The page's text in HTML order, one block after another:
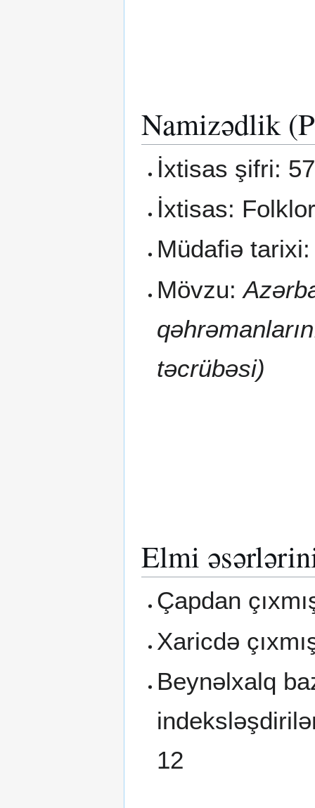
Namizədlik
İxtisas şifri:
İxtisas:
Müdafiə tarixi:
Mövzu:
təcrübəsi)
Elmi
Çapdan
Xaricdə
Beynəlxalq
12